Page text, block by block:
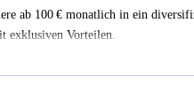
ab 100 € monatlich in ein
exklusiven Vorteilen.